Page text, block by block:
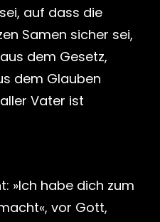
auf dass die
Samen sicher sei,
dem Gesetz,
dem Glauben
Vater ist
»Ich habe dich zum
vor Gott,